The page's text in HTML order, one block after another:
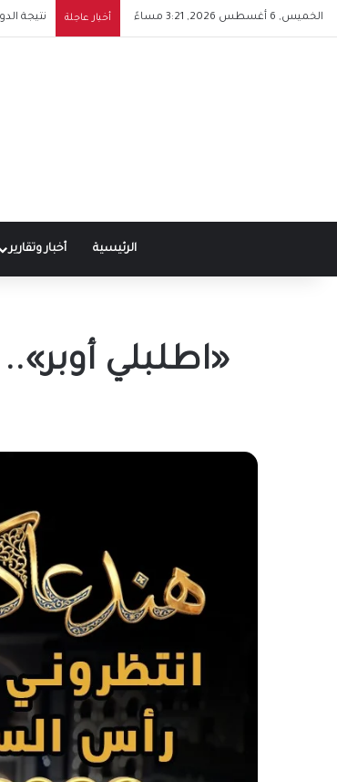
الخميس, 6 أغسطس 2026, 3:21 مساءً أخبار عاجلة قرارات
الرئيسية أخبار وتقارير
«اطلبلي